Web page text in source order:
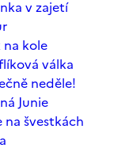
v zajetí
kole
válka
neděle!
Junie
švestkách